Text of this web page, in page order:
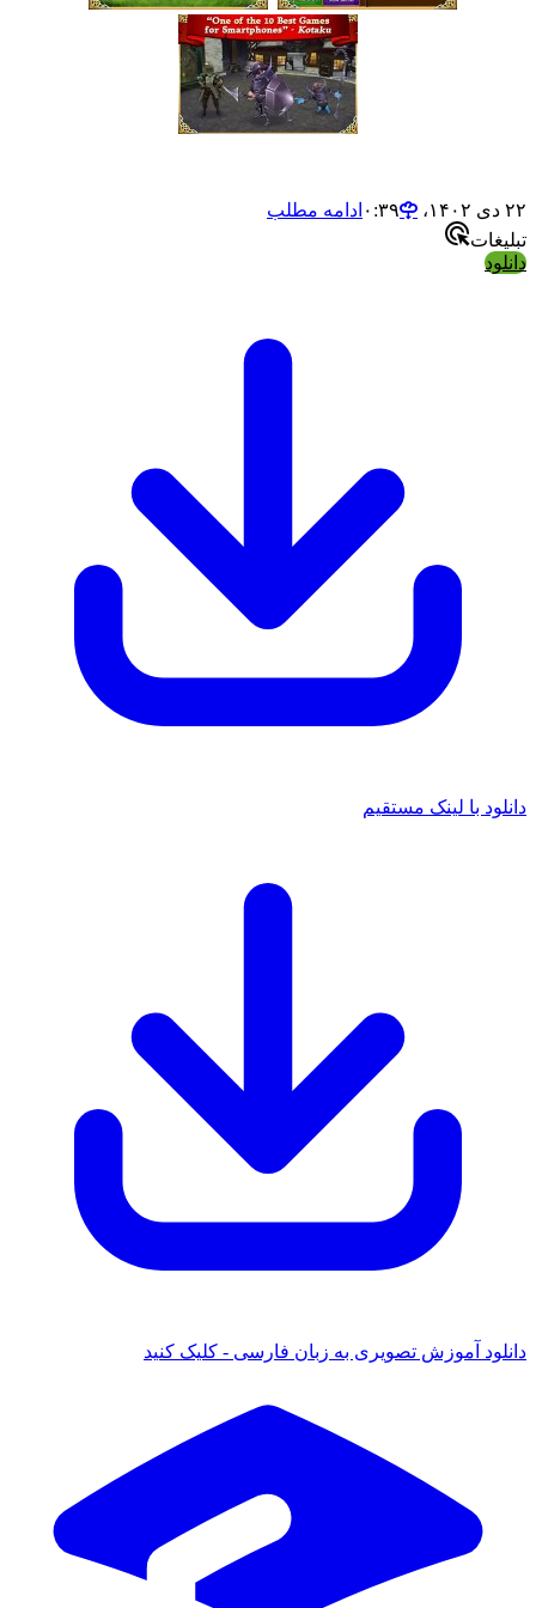
ادامه مطلب
با لینک مستقیم
آموزش تصویری به زبان فارسی - کلیک کنید